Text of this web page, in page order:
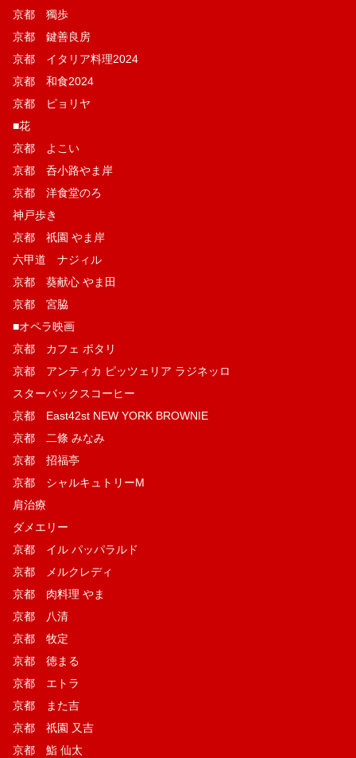
京都 獨歩
京都 鍵善良房
京都 イタリア料理2024
京都 和食2024
京都 ピョリヤ
■花
京都 よこい
京都 呑小路やま岸
京都 洋食堂のろ
神戸歩き
京都 祇園 やま岸
六甲道 ナジィル
京都 葵献心 やま田
京都 宮脇
■オペラ映画
京都 カフェ ポタリ
京都 アンティカ ピッツェリア ラジネッロ
スターバックスコーヒー
京都 East42st NEW YORK BROWNIE
京都 二條 みなみ
京都 招福亭
京都 シャルキュトリーM
肩治療
ダメエリー
京都 イル パッパラルド
京都 メルクレディ
京都 肉料理 やま
京都 八清
京都 牧定
京都 徳まる
京都 エトラ
京都 また吉
京都 祇園 又吉
京都 鮨 仙太